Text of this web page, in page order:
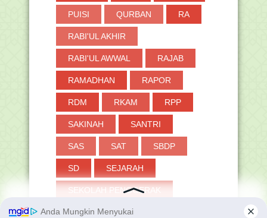
PUISI QURBAN RA
RABI'UL AKHIR
RABI'UL AWWAL RAJAB
RAMADHAN RAPOR
RDM RKAM RPP
SAKINAH SANTRI
SAS SAT SBDP
SD SEJARAH
SEKOLAH PENGGERAK
SENJATA